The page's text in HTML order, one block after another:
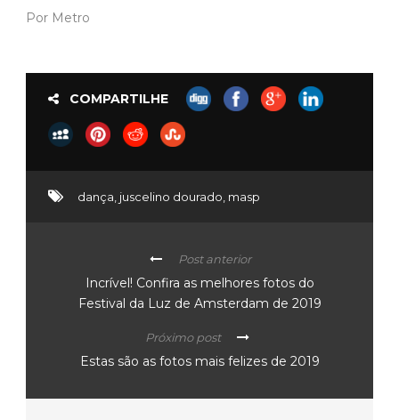
Por Metro
COMPARTILHE
dança juscelino dourado masp
Post anterior
Incrível! Confira as melhores fotos do
Festival da Luz de Amsterdam de 2019
Próximo post
Estas são as fotos mais felizes de 2019